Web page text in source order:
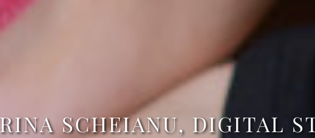
SCHEIANU, DIGITAL